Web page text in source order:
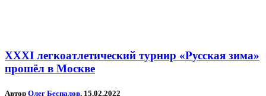
XXXI легкоатлетический турнир «Русская зима»
прошёл в Москве
Автор Олег Беспалов, 15.02.2022